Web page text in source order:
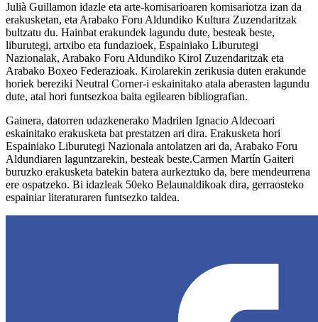
Julià Guillamon idazle eta arte-komisarioaren komisariotza izan da
erakusketan, eta Arabako Foru Aldundiko Kultura Zuzendaritzak
bultzatu du. Hainbat erakundek lagundu dute, besteak beste,
liburutegi, artxibo eta fundazioek, Espainiako Liburutegi
Nazionalak, Arabako Foru Aldundiko Kirol Zuzendaritzak eta
Arabako Boxeo Federazioak. Kirolarekin zerikusia duten erakunde
horiek bereziki Neutral Corner-i eskainitako atala aberasten lagundu
dute, atal hori funtsezkoa baita egilearen bibliografian.
Gainera, datorren udazkenerako Madrilen Ignacio Aldecoari
eskainitako erakusketa bat prestatzen ari dira. Erakusketa hori
Espainiako Liburutegi Nazionala antolatzen ari da, Arabako Foru
Aldundiaren laguntzarekin, besteak beste.Carmen Martín Gaiteri
buruzko erakusketa batekin batera aurkeztuko da, bere mendeurrena
ere ospatzeko. Bi idazleak 50eko Belaunaldikoak dira, gerraosteko
espainiar literaturaren funtsezko taldea.